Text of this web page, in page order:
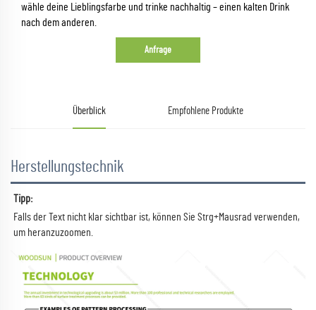
wähle deine Lieblingsfarbe und trinke nachhaltig – einen kalten Drink
nach dem anderen.
Anfrage
Überblick Empfohlene Produkte
Herstellungstechnik
Tipp:
Falls der Text nicht klar sichtbar ist, können Sie Strg+Mausrad verwenden,
um heranzuzoomen.